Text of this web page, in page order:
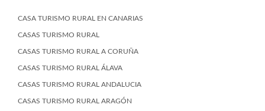
CASA TURISMO RURAL EN CANARIAS
CASAS TURISMO RURAL
CASAS TURISMO RURAL A CORUÑA
CASAS TURISMO RURAL ÁLAVA
CASAS TURISMO RURAL ANDALUCIA
CASAS TURISMO RURAL ARAGÓN